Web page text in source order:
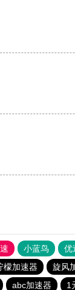
小蓝鸟 优
檬加速器 旋风
abc加速器 1